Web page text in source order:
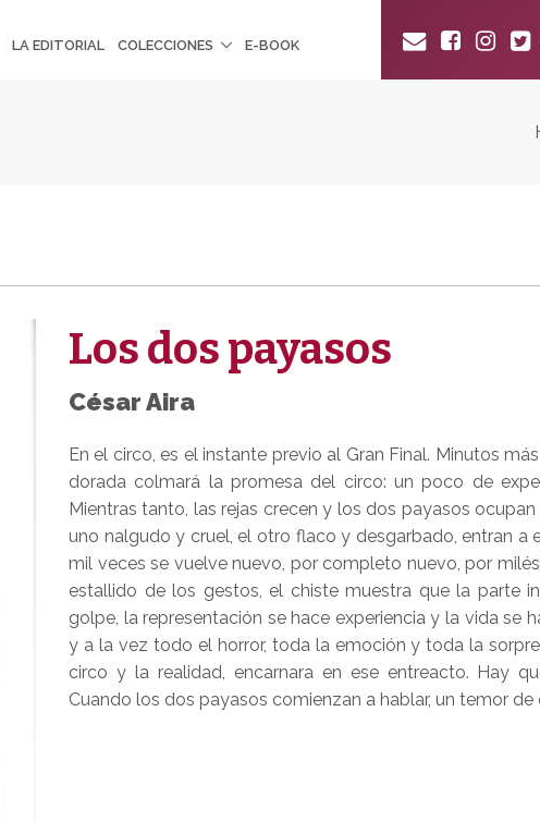
LA EDITORIAL COLECCIONES E-BOOK
Los dos payasos
César Aira
En el circo, es el instante previo al Gran Final. Minutos
dorada colmará la promesa del circo: un poco de
Mientras tanto, las rejas crecen y los dos payasos
uno nalgudo y cruel, el otro flaco y desgarbado, entran a
mil veces se vuelve nuevo, por completo nuevo, por
estallido de los gestos, el chiste muestra que la parte
golpe, la representación se hace experiencia y la vida se
y a la vez todo el horror, toda la emoción y toda la
circo y la realidad, encarnara en ese entreacto. Hay
Cuando los dos payasos comienzan a hablar, un temor